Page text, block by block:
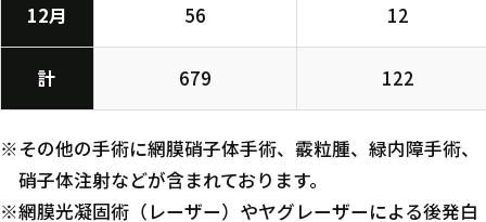
計 679 122
12月 56 12
※その他の手術に網膜硝子体手術、霰粒腫、緑内障手術、
硝子体注射などが含まれております。
※網膜光凝固術（レーザー）やヤグレーザーによる後発白